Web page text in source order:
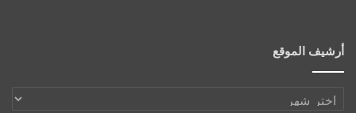
أرشيف الموقع
أرشيف